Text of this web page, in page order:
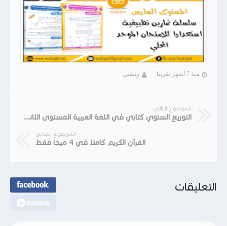
منذ 7 أشهر تقريبا وثيقتي
الموضوع التالي
التوزيع السنوي كتابي في اللغة العربية المستوى الثاني 2018
الموضوع السابق
القرآن الكريم كاملا في 4 ميجا فقط
التعليقات